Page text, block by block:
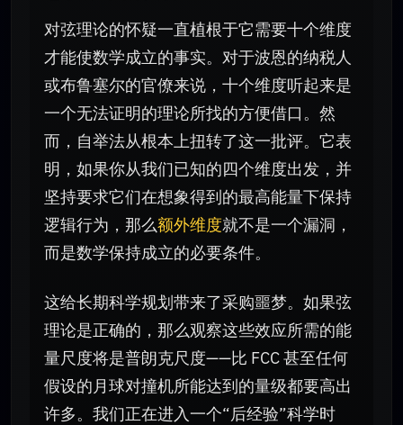
对弦理论的怀疑一直植根于它需要十个维度
才能使数学成立的事实。对于波恩的纳税人
或布鲁塞尔的官僚来说，十个维度听起来是
一个无法证明的理论所找的方便借口。然
而，自举法从根本上扭转了这一批评。它表
明，如果你从我们已知的四个维度出发，并
坚持要求它们在想象得到的最高能量下保持
逻辑行为，那么额外维度就不是一个漏洞，
而是数学保持成立的必要条件。
这给长期科学规划带来了采购噩梦。如果弦
理论是正确的，那么观察这些效应所需的能
量尺度将是普朗克尺度——比 FCC 甚至任何
假设的月球对撞机所能达到的量级都要高出
许多。我们正在进入一个“后经验”科学时